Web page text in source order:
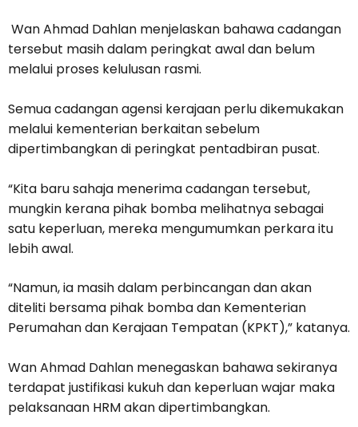
Wan Ahmad Dahlan menjelaskan bahawa cadangan
tersebut masih dalam peringkat awal dan belum
melalui proses kelulusan rasmi.
Semua cadangan agensi kerajaan perlu dikemukakan
melalui kementerian berkaitan sebelum
dipertimbangkan di peringkat pentadbiran pusat.
“Kita baru sahaja menerima cadangan tersebut,
mungkin kerana pihak bomba melihatnya sebagai
satu keperluan, mereka mengumumkan perkara itu
lebih awal.
“Namun, ia masih dalam perbincangan dan akan
diteliti bersama pihak bomba dan Kementerian
Perumahan dan Kerajaan Tempatan (KPKT),” katanya.
Wan Ahmad Dahlan menegaskan bahawa sekiranya
terdapat justifikasi kukuh dan keperluan wajar maka
pelaksanaan HRM akan dipertimbangkan.